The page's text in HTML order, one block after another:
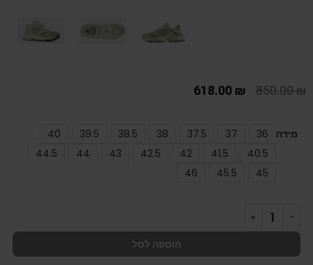
850.00₪
618.00 ₪
מידה 36
37
37.5
38
38.5
39.5
40
40.5
41.5
42
42.5
43
44
44.5
45
45.5
46
הוספה לסל